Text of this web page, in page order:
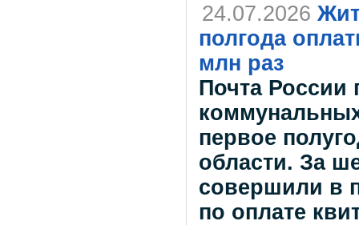
24.07.2026
полгода
млн раз
Почта России
первое
области. За
совершили в
по оплате